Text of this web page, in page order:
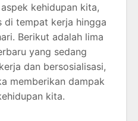
kehidupan kita,
di tempat kerja hingga
Berikut adalah lima
yang sedang
dan bersosialisasi,
memberikan dampak
kita.